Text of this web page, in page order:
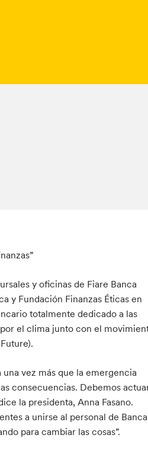
y oficinas de Fiare Banca
y Fundación Finanzas Éticas en
totalmente dedicado a las
el clima junto con el
una vez más que la emergencia
consecuencias. Debemos
la presidenta, Anna Fasano.
a unirse al personal de Banca
para cambiar las cosas”.